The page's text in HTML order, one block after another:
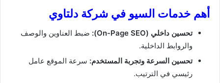
أهم خدمات السيو في شركة دلتاوي
تحسين داخلي (On-Page SEO):
ضبط العناوين والوصف
والروابط الداخلية.
تحسين السرعة وتجربة المستخدم: سرعة الموقع عامل
رئيسي في الترتيب.